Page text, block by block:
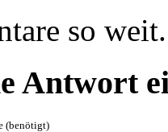
so weit.
Antwort
(benötigt)